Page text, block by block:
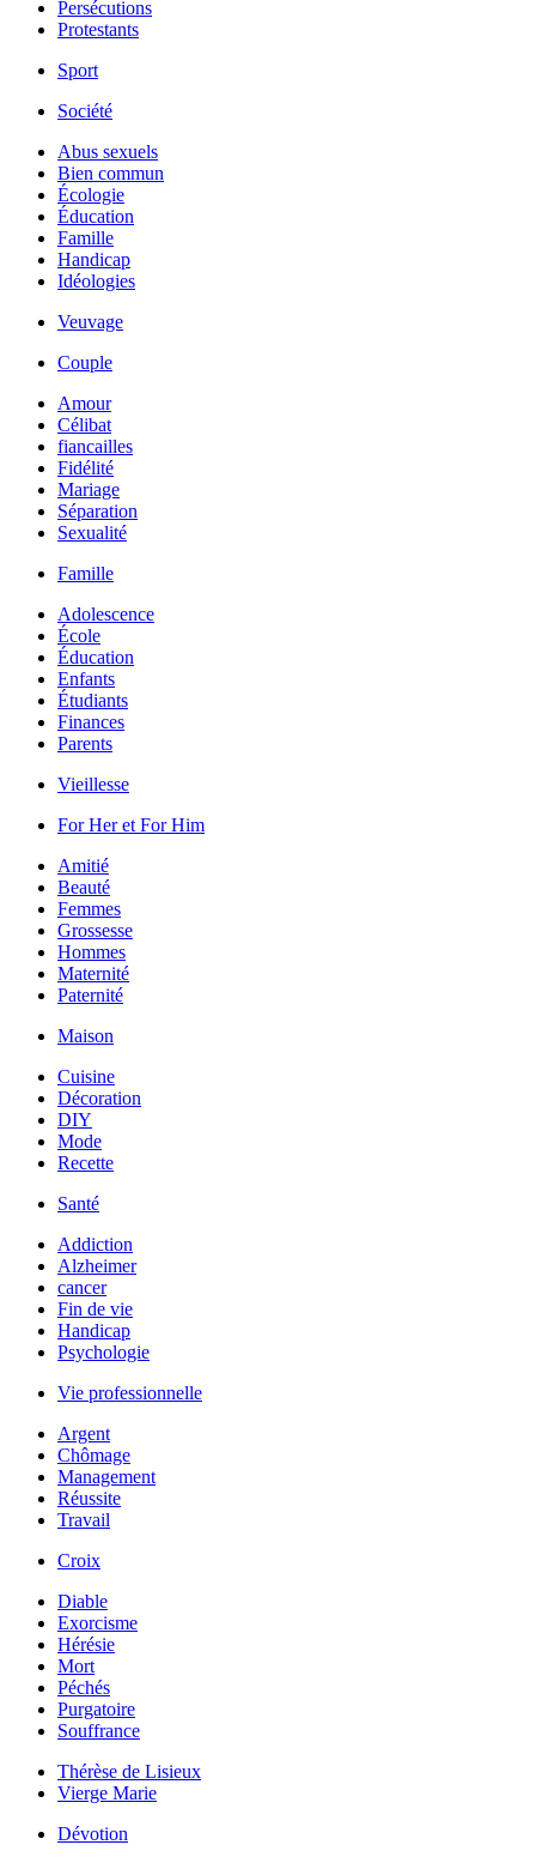
Persécutions
Protestants
Sport
Société
Abus sexuels
Bien commun
Écologie
Éducation
Famille
Handicap
Idéologies
Veuvage
Couple
Amour
Célibat
fiancailles
Fidélité
Mariage
Séparation
Sexualité
Famille
Adolescence
École
Éducation
Enfants
Étudiants
Finances
Parents
Vieillesse
For Her et For Him
Amitié
Beauté
Femmes
Grossesse
Hommes
Maternité
Paternité
Maison
Cuisine
Décoration
DIY
Mode
Recette
Santé
Addiction
Alzheimer
cancer
Fin de vie
Handicap
Psychologie
Vie professionnelle
Argent
Chômage
Management
Réussite
Travail
Croix
Diable
Exorcisme
Hérésie
Mort
Péchés
Purgatoire
Souffrance
Thérèse de Lisieux
Vierge Marie
Dévotion